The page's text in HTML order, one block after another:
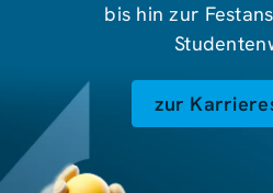
bis hin zur
zur